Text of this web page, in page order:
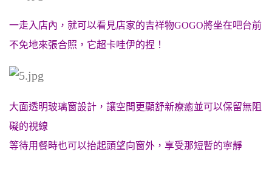
一走入店內，就可以看見店家的吉祥物GOGO將坐在吧台前
不免地來張合照，它超卡哇伊的捏！
大面透明玻璃窗設計，讓空間更顯舒新療癒並可以保留無阻
礙的視線
等待用餐時也可以抬起頭望向窗外，享受那短暫的寧靜